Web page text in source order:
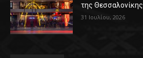
της Θεσσαλονίκης
31 Ιουλίου, 2026